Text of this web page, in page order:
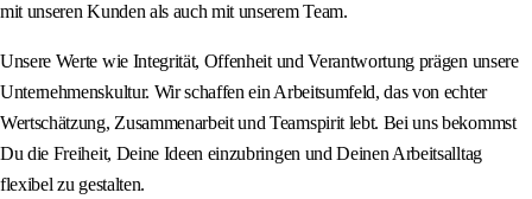
mit unseren Kunden als auch mit unserem Team.
Unsere Werte wie Integrität, Offenheit und Verantwortung prägen unsere
Unternehmenskultur. Wir schaffen ein Arbeitsumfeld, das von echter
Wertschätzung, Zusammenarbeit und Teamspirit lebt. Bei uns bekommst
Du die Freiheit, Deine Ideen einzubringen und Deinen Arbeitsalltag
flexibel zu gestalten.